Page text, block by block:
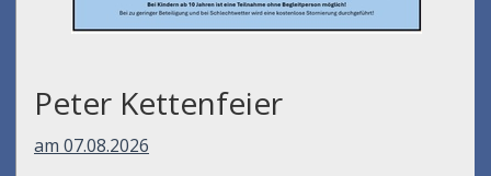
Peter Kettenfeier
am 07.08.2026